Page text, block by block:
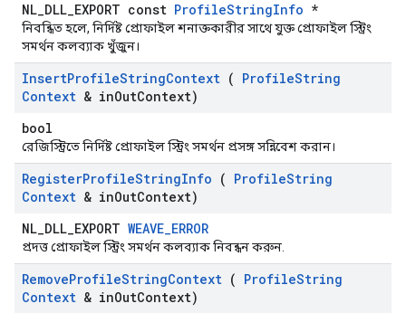
NL_DLL_EXPORT const ProfileStringInfo *
নিবন্ধিত হলে, নির্দিষ্ট প্রোফাইল শনাক্তকারীর সাথে যুক্ত প্রোফাইল স্ট্রিং
সমর্থন কলব্যাক খুঁজুন।
InsertProfileStringContext ( ProfileString
Context & inOutContext)
bool
রেজিস্ট্রিতে নির্দিষ্ট প্রোফাইল স্ট্রিং সমর্থন প্রসঙ্গ সন্নিবেশ করান।
RegisterProfileStringInfo ( ProfileString
Context & inOutContext)
NL_DLL_EXPORT WEAVE_ERROR
প্রদত্ত প্রোফাইল স্ট্রিং সমর্থন কলব্যাক নিবন্ধন করুন.
RemoveProfileStringContext ( ProfileString
Context & inOutContext)